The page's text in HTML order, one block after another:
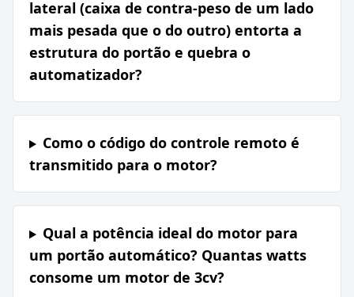
lateral (caixa de contra-peso de um lado
mais pesada que o do outro) entorta a
estrutura do portão e quebra o
automatizador?
Como o código do controle remoto é
transmitido para o motor?
Qual a potência ideal do motor para
um portão automático? Quantas watts
consome um motor de 3cv?